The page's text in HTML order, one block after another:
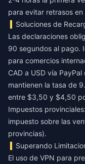
para evitar retrasos
Soluciones de
Las declaraciones
90 segundos al pago.
para comercios
CAD a USD vía
mantienen la tasa de
entre $3,50 y $4,50
Impuestos
impuesto sobre las
provincias).
Superando
El uso de VPN para